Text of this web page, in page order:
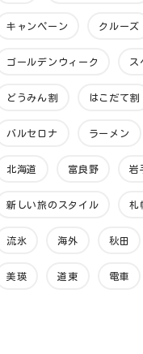
キャンペーン クルーズ
ゴールデンウィーク ス
どうみん割 はこだて割
バルセロナ ラーメン
北海道 富良野 岩
新しい旅のスタイル 札
流氷 海外 秋田
美瑛 道東 電車